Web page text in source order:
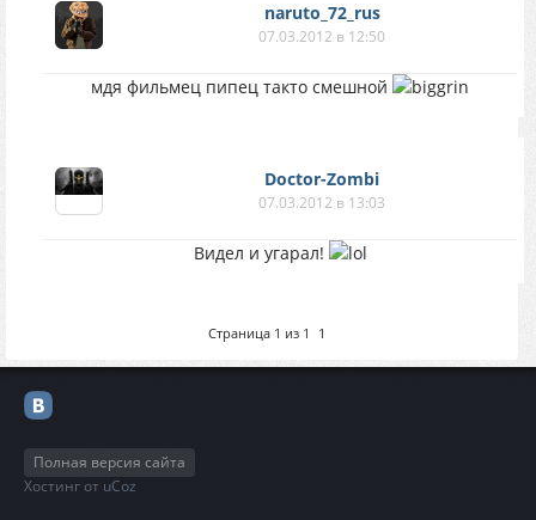
naruto_72_rus
07.03.2012 в 12:50
мдя фильмец пипец такто смешной
Doctor-Zombi
07.03.2012 в 13:03
Видел и угарал!
Страница 1 из 1 1
Полная версия сайта
Хостинг от uCoz